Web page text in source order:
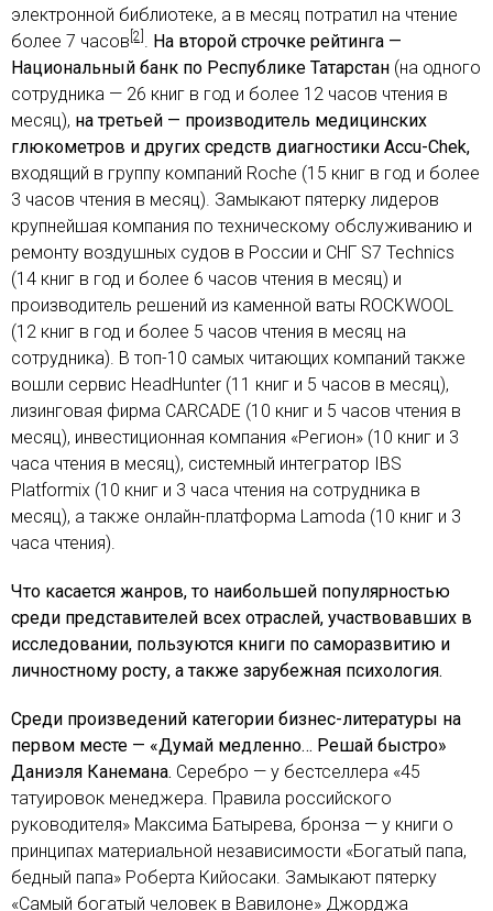
электронной библиотеке, а в месяц потратил на чтение
более 7 часов [2] . На второй строчке рейтинга —
Национальный банк по Республике Татарстан (на одного
сотрудника — 26 книг в год и более 12 часов чтения в
месяц), на третьей — производитель медицинских
глюкометров и других средств диагностики Accu-Chek,
входящий в группу компаний Roche (15 книг в год и более
3 часов чтения в месяц). Замыкают пятерку лидеров
крупнейшая компания по техническому обслуживанию и
ремонту воздушных судов в России и СНГ S7 Teсhnics
(14 книг в год и более 6 часов чтения в месяц) и
производитель решений из каменной ваты ROCKWOOL
(12 книг в год и более 5 часов чтения в месяц на
сотрудника). В топ-10 самых читающих компаний также
вошли сервис HeadHunter (11 книг и 5 часов в месяц),
лизинговая фирма CARCADE (10 книг и 5 часов чтения в
месяц), инвестиционная компания «Регион» (10 книг и 3
часа чтения в месяц), системный интегратор IBS
Platformix (10 книг и 3 часа чтения на сотрудника в
месяц), а также онлайн-платформа Lamoda (10 книг и 3
часа чтения).
Что касается жанров, то наибольшей популярностью
среди представителей всех отраслей, участвовавших в
исследовании, пользуются книги по саморазвитию и
личностному росту, а также зарубежная психология.
Среди произведений категории бизнес-литературы на
первом месте — «Думай медленно… Решай быстро»
Даниэля Канемана. Серебро — у бестселлера «45
татуировок менеджера. Правила российского
руководителя» Максима Батырева, бронза — у книги о
принципах материальной независимости «Богатый папа,
бедный папа» Роберта Кийосаки. Замыкают пятерку
«Самый богатый человек в Вавилоне» Джорджа